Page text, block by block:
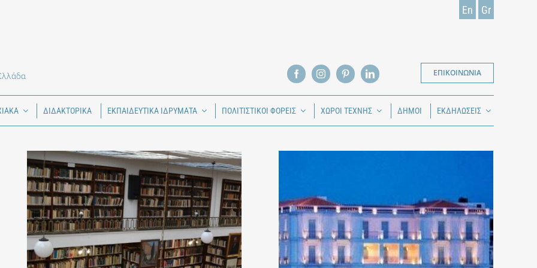
En Gr
ΕΠΙΚΟΙΝΩΝΙΑ
ΔΙΔΑΚΤΟΡΙΚΑ ΕΚΠΑΙΔΕΥΤΙΚΑ ΙΔΡΥΜΑΤΑ ΠΟΛΙΤΙΣΤΙΚΟΙ ΦΟΡΕΙΣ ΧΩΡΟΙ ΤΕΧΝΗΣ ΔΗΜΟΙ ΕΚΔΗΛΩΣΕΙΣ